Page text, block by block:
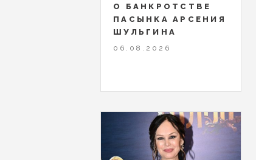
О БАНКРОТСТВЕ
ПАСЫНКА АРСЕНИЯ
ШУЛЬГИНА
06.08.2026